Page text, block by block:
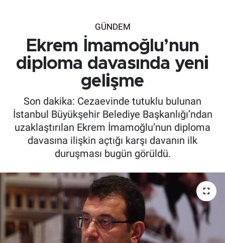
GÜNDEM
Ekrem İmamoğlu’nun
diploma davasında yeni
gelişme
Son dakika: Cezaevinde tutuklu bulunan
İstanbul Büyükşehir Belediye Başkanlığı’ndan
uzaklaştırılan Ekrem İmamoğlu’nun diploma
davasına ilişkin açtığı karşı davanın ilk
duruşması bugün görüldü.